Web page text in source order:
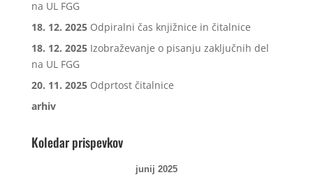
na UL FGG
18. 12. 2025 Odpiralni čas knjižnice in čitalnice
18. 12. 2025 Izobraževanje o pisanju zaključnih del
na UL FGG
20. 11. 2025 Odprtost čitalnice
arhiv
Koledar prispevkov
junij 2025